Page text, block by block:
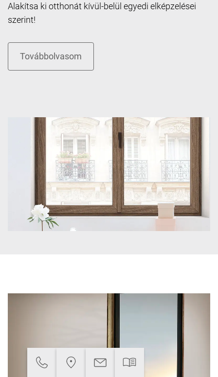
Alakítsa ki otthonát kívül-belül egyedi elképzelései
szerint!